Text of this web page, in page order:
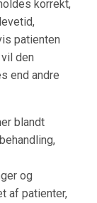
korrekt,
patienten
den
end andre
blandt
og
af patienter,